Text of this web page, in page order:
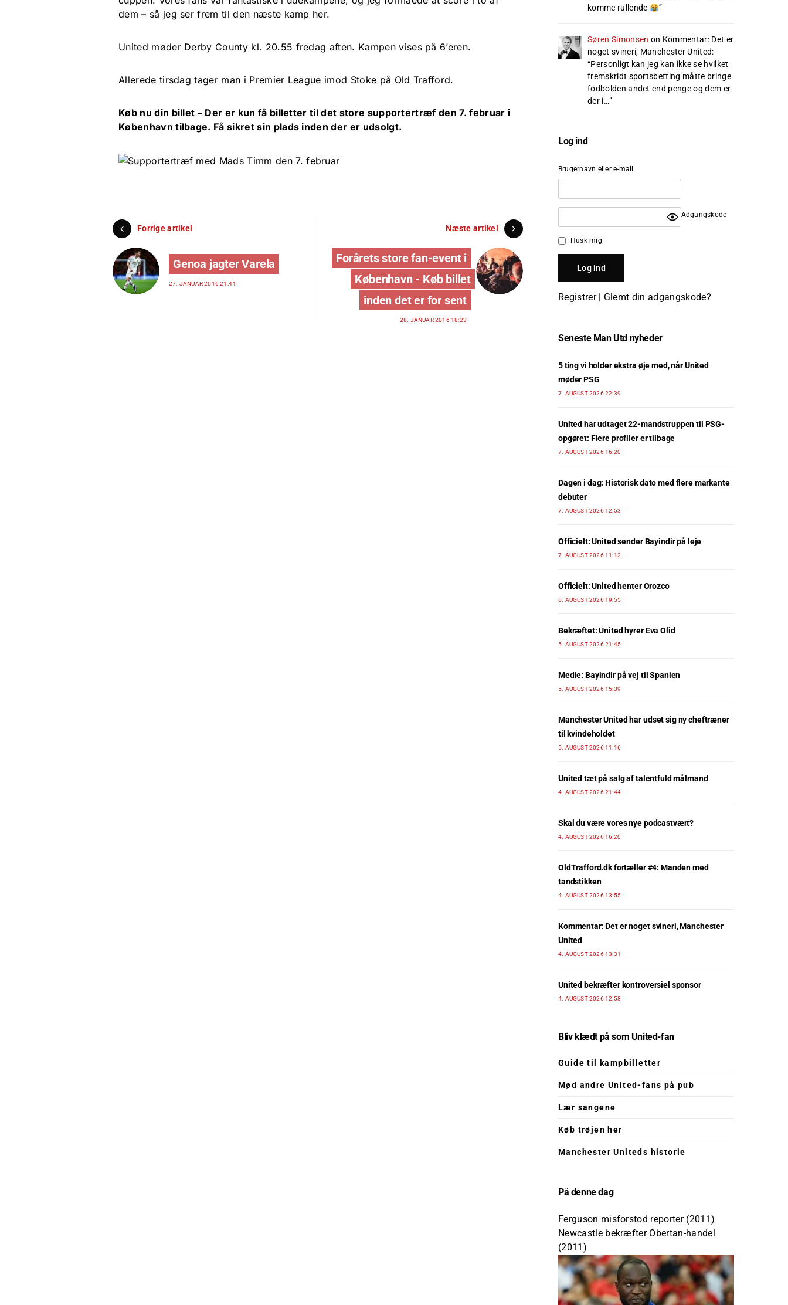
dem – så jeg ser frem til den næste kamp her.
United møder Derby County kl. 20.55 fredag aften. Kampen vises på 6’eren.
Allerede tirsdag tager man i Premier League imod Stoke på Old Trafford.
Køb nu din billet – Der er kun få billetter til det store supportertræf den 7. februar i
København tilbage. Få sikret sin plads inden der er udsolgt.
Forrige artikel
Genoa jagter Varela
27. JANUAR 2016 21:44
Næste artikel
Forårets store fan-event i
København - Køb billet
inden det er for sent
28. JANUAR 2016 18:23
komme rullende
”
Søren Simonsen on Kommentar: Det er
noget svineri, Manchester United:
“Personligt kan jeg kan ikke se hvilket
fremskridt sportsbetting måtte bringe
fodbolden andet end penge og dem er
der i…”
Log ind
Brugernavn eller e-mail
Adgangskode
Husk mig
Registrer| Glemt din adgangskode?
Seneste Man Utd nyheder
5 ting vi holder ekstra øje med, når United
møder PSG
7. AUGUST 2026 22:39
United har udtaget 22-mandstruppen til PSG-
opgøret: Flere profiler er tilbage
7. AUGUST 2026 16:20
Dagen i dag: Historisk dato med flere markante
debuter
7. AUGUST 2026 12:53
Officielt: United sender Bayindir på leje
7. AUGUST 2026 11:12
Officielt: United henter Orozco
6. AUGUST 2026 19:55
Bekræftet: United hyrer Eva Olid
5. AUGUST 2026 21:45
Medie: Bayindir på vej til Spanien
5. AUGUST 2026 15:39
Manchester United har udset sig ny cheftræner
til kvindeholdet
5. AUGUST 2026 11:16
United tæt på salg af talentfuld målmand
4. AUGUST 2026 21:44
Skal du være vores nye podcastvært?
4. AUGUST 2026 16:20
OldTrafford.dk fortæller #4: Manden med
tandstikken
4. AUGUST 2026 13:55
Kommentar: Det er noget svineri, Manchester
United
4. AUGUST 2026 13:31
United bekræfter kontroversiel sponsor
4. AUGUST 2026 12:58
Bliv klædt på som United-fan
Guide til kampbilletter
Mød andre United-fans på pub
Lær sangene
Køb trøjen her
Manchester Uniteds historie
På denne dag
Ferguson misforstod reporter (2011)
Newcastle bekræfter Obertan-handel
(2011)